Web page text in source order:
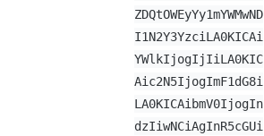
ZDQtOWEyYy1mYWMwND
I1N2Y3YzciLA0KICAi
YWlkIjogIjIiLA0KIC
Aic2N5IjogImF1dG8i
LA0KICAibmV0IjogIn
dzIiwNCiAgInR5cGUi